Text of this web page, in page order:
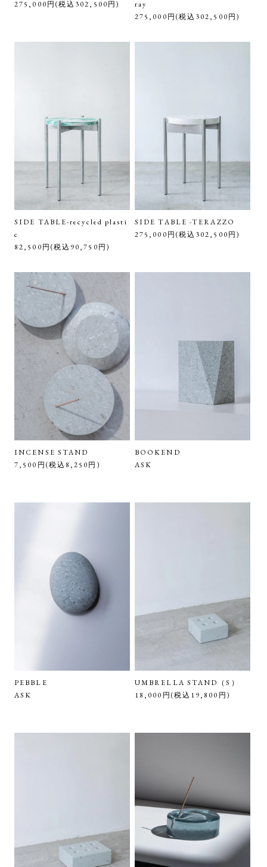
275,000円(税込302,500円)
ray
275,000円(税込302,500円)
SIDE TABLE-recycled plasti
c
82,500円(税込90,750円)
SIDE TABLE -TERAZZO
275,000円(税込302,500円)
INCENSE STAND
7,500円(税込8,250円)
BOOKEND
ASK
PEBBLE
ASK
UMBRELLA STAND（S）
18,000円(税込19,800円)